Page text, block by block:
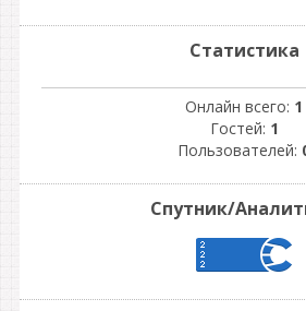
Статистика
Онлайн всего: 1
Гостей: 1
Пользователей:
Спутник/